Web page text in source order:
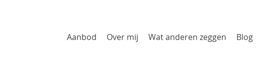
Aanbod Over mij Wat anderen zeggen Blog